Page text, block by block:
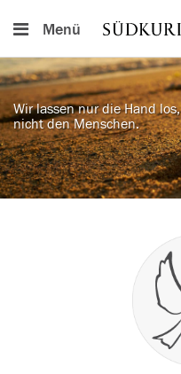
Menü
Wir lassen nur die Hand los,
nicht den Menschen.